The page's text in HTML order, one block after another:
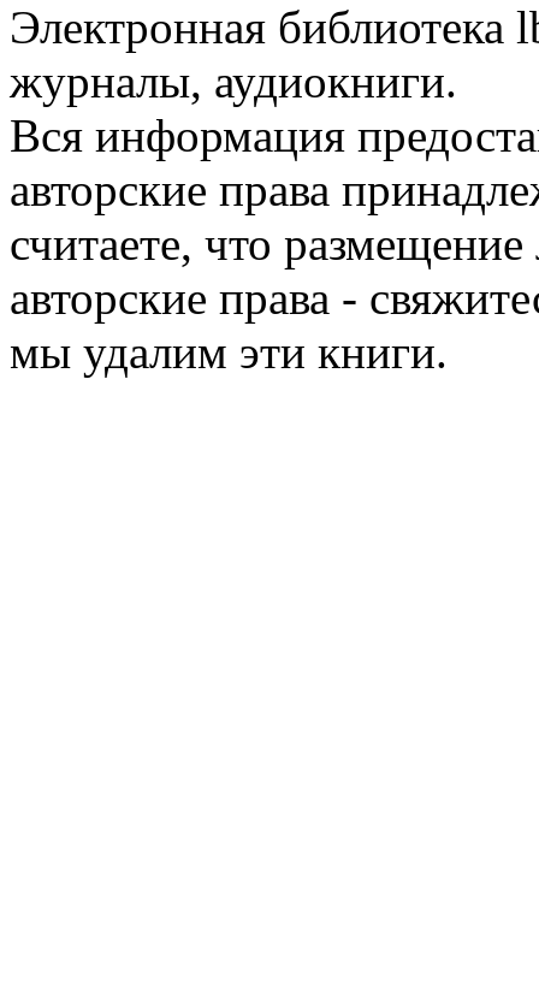
Электронная библиотека
журналы, аудиокниги.
Вся информация
авторские права
считаете, что
авторские права -
мы удалим эти книги.